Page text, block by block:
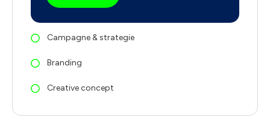
Campagne & strategie
Branding
Creative concept